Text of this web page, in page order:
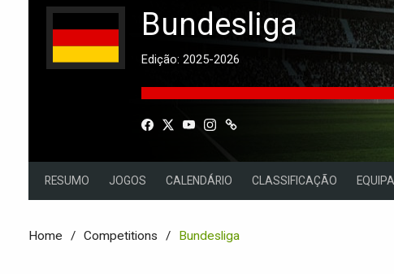
Bundesliga
Edição: 2025-2026
RESUMO JOGOS CALENDÁRIO CLASSIFICAÇÃO
Home Competitions Bundesliga